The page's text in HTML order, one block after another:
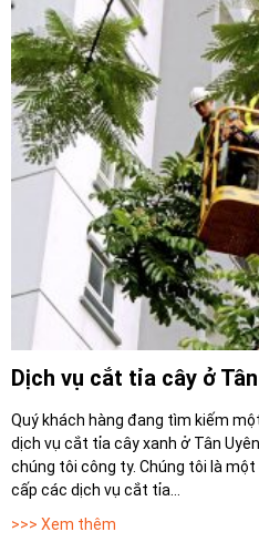
Dịch vụ cắt tỉa cây ở
Quý khách hàng đang tìm kiếm
dịch vụ cắt tỉa cây xanh ở Tân
chúng tôi công ty. Chúng tôi là
cấp các dịch vụ cắt tỉa...
>>> Xem thêm